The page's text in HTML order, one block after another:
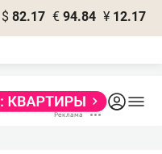
$ 82.17 € 94.84 ¥ 12.17